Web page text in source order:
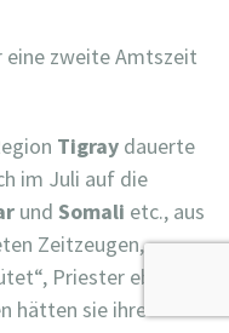
eine zweite Amtszeit
Tigray dauerte
im Juli auf die
und Somali etc., aus
Zeitzeugen,
Priester ebenso
hätten sie ihre